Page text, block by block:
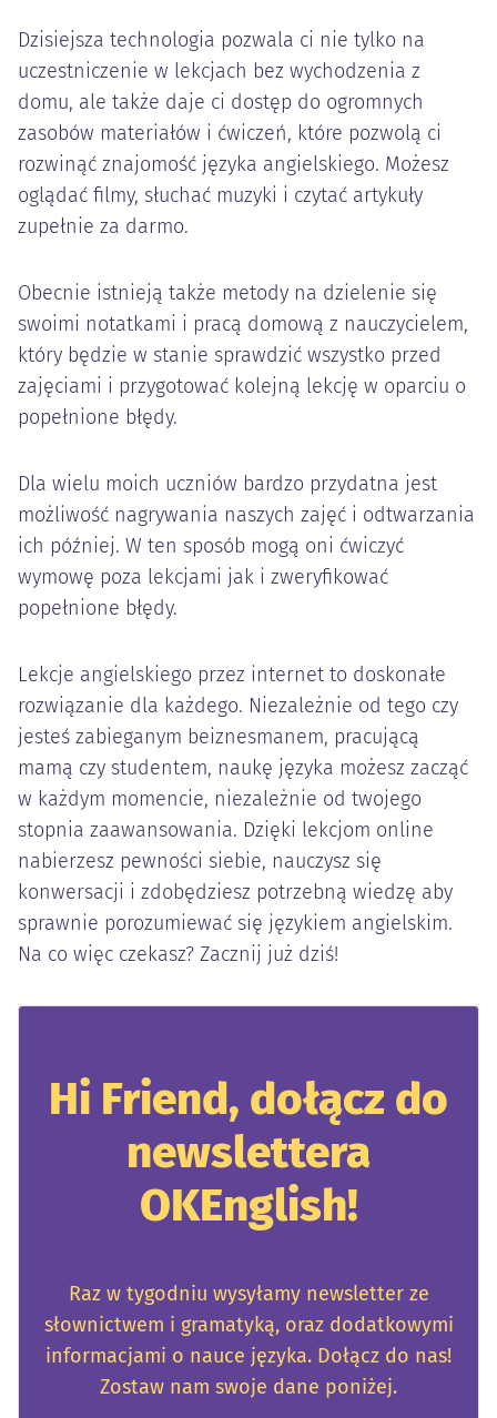
Dzisiejsza technologia pozwala ci nie tylko na
uczestniczenie w lekcjach bez wychodzenia z
domu, ale także daje ci dostęp do ogromnych
zasobów materiałów i ćwiczeń, które pozwolą ci
rozwinąć znajomość języka angielskiego. Możesz
oglądać filmy, słuchać muzyki i czytać artykuły
zupełnie za darmo.
Obecnie istnieją także metody na dzielenie się
swoimi notatkami i pracą domową z nauczycielem,
który będzie w stanie sprawdzić wszystko przed
zajęciami i przygotować kolejną lekcję w oparciu o
popełnione błędy.
Dla wielu moich uczniów bardzo przydatna jest
możliwość nagrywania naszych zajęć i odtwarzania
ich później. W ten sposób mogą oni ćwiczyć
wymowę poza lekcjami jak i zweryfikować
popełnione błędy.
Lekcje angielskiego przez internet to doskonałe
rozwiązanie dla każdego. Niezależnie od tego czy
jesteś zabieganym beiznesmanem, pracującą
mamą czy studentem, naukę języka możesz zacząć
w każdym momencie, niezależnie od twojego
stopnia zaawansowania. Dzięki lekcjom online
nabierzesz pewności siebie, nauczysz się
konwersacji i zdobędziesz potrzebną wiedzę aby
sprawnie porozumiewać się językiem angielskim.
Na co więc czekasz? Zacznij już dziś!
Hi Friend, dołącz do
newslettera
OKEnglish!
Raz w tygodniu wysyłamy newsletter ze
słownictwem i gramatyką, oraz dodatkowymi
informacjami o nauce języka. Dołącz do nas!
Zostaw nam swoje dane poniżej.